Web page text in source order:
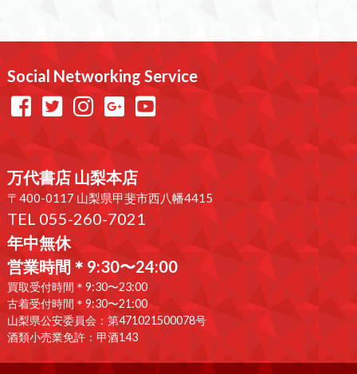
Social Networking Service
万代書店 山梨本店
〒400-0117 山梨県甲斐市西八幡4415
TEL 055-260-7021
年中無休
営業時間＊9:30〜24:00
買取受付時間＊9:30〜23:00
古着受付時間＊9:30〜21:00
山梨県公安委員会：第471021500078号
酒類小売業免許：甲酒143